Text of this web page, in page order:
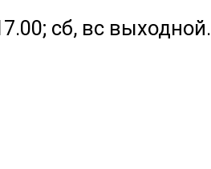
сб, вс выходной.